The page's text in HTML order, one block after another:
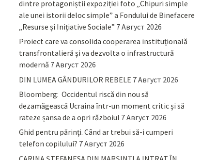
dintre protagoniștii expoziției foto „Chipuri simple
ale unei istorii deloc simple” a Fondului de Binefacere
„Resurse și Inițiative Sociale” 7 Август 2026
Proiect care va consolida cooperarea instituțională
transfrontalieră și va dezvolta o infrastructură
modernă 7 Август 2026
DIN LUMEA GÂNDURILOR REBELE 7 Август 2026
Bloomberg: Occidentul riscă din nou să
dezamăgească Ucraina într-un moment critic și să
rateze șansa de a opri războiul 7 Август 2026
Ghid pentru părinţi. Când ar trebui să-i cumperi
telefon copilului? 7 Август 2026